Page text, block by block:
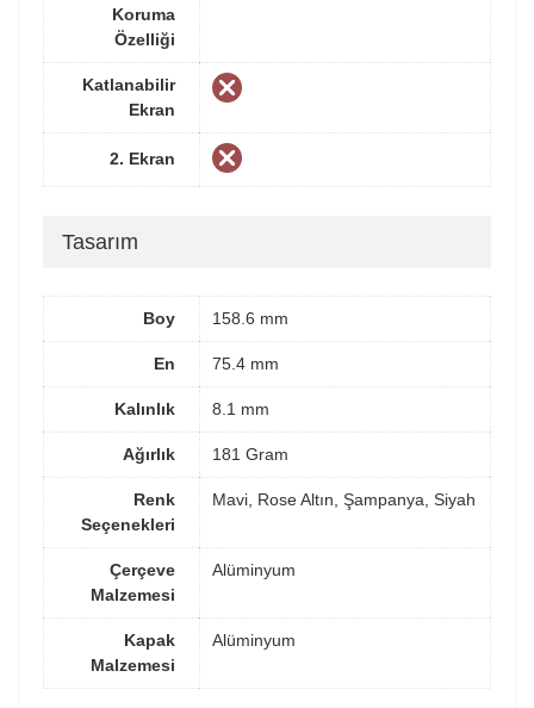
Koruma
Özelliği
Katlanabilir
Ekran
2. Ekran
Tasarım
Boy 158.6 mm
En 75.4 mm
Kalınlık 8.1 mm
Ağırlık 181 Gram
Renk
Seçenekleri
Mavi, Rose Altın, Şampanya, Siyah
Çerçeve
Malzemesi
Alüminyum
Kapak
Malzemesi
Alüminyum